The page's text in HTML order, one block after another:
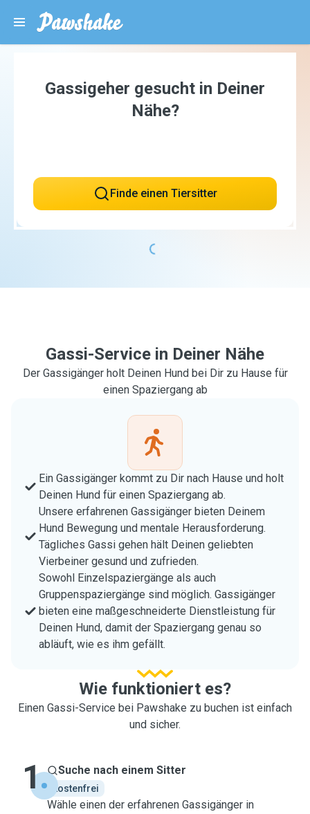
Gassigeher gesucht in Deiner
Nähe?
Finde einen Tiersitter
Gassi-Service in Deiner Nähe
Der Gassigänger holt Deinen Hund bei Dir zu Hause für
einen Spaziergang ab
Ein Gassigänger kommt zu Dir nach Hause und holt
Deinen Hund für einen Spaziergang ab.
Unsere erfahrenen Gassigänger bieten Deinem
Hund Bewegung und mentale Herausforderung.
Tägliches Gassi gehen hält Deinen geliebten
Vierbeiner gesund und zufrieden.
Sowohl Einzelspaziergänge als auch
Gruppenspaziergänge sind möglich. Gassigänger
bieten eine maßgeschneiderte Dienstleistung für
Deinen Hund, damit der Spaziergang genau so
abläuft, wie es ihm gefällt.
Wie funktioniert es?
Einen Gassi-Service bei Pawshake zu buchen ist einfach
und sicher.
1 Suche nach einem Sitter
kostenfrei
Wähle einen der erfahrenen Gassigänger in